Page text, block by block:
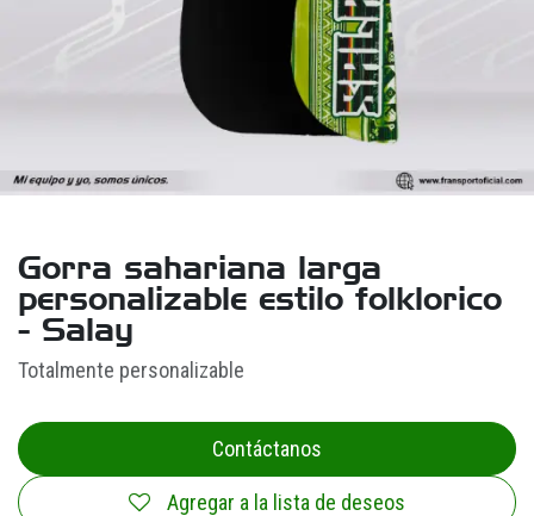
Gorra sahariana larga
personalizable estilo folklorico
- Salay
Totalmente personalizable
Contáctanos
Agregar a la lista de deseos